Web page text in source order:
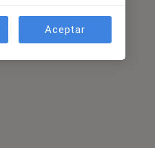
Aceptar